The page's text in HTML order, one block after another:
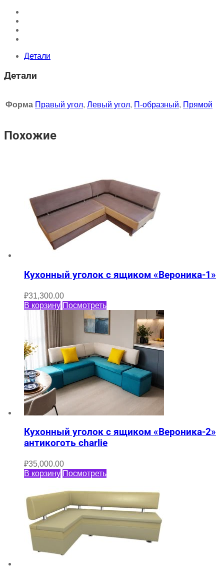
Детали
Детали
Форма Правый угол, Левый угол, П-образный, Прямой
Похожие
Кухонный уголок с ящиком «Вероника-1»
₽31,300.00
В корзину Посмотреть
Кухонный уголок с ящиком «Вероника-2»
антикоготь charlie
₽35,000.00
В корзину Посмотреть